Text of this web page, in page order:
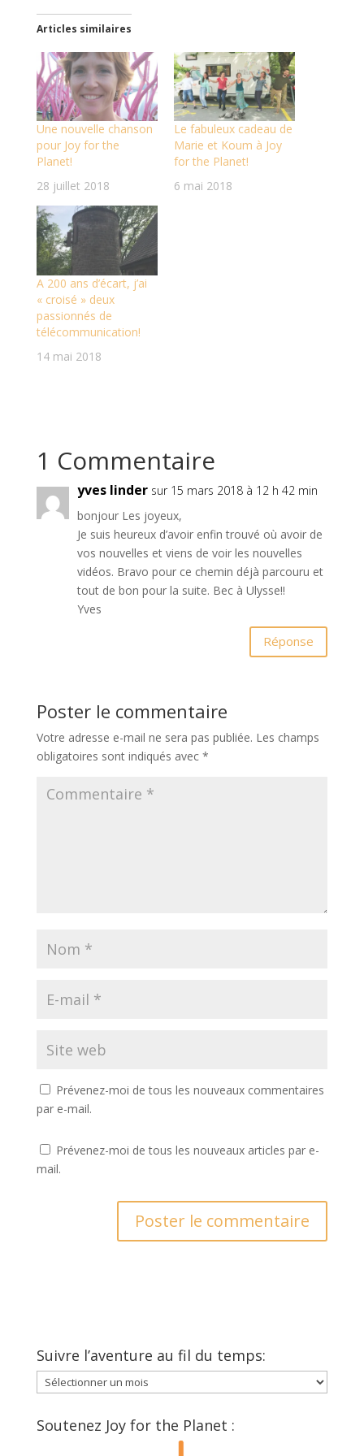
r
s
u
T
w
i
t
t
e
r
(
o
u
v
e
d
a
s
u
n
e
n
o
u
v
l
l
e
f
e
r
s
u
F
a
c
e
b
o
k
(
o
r
e
d
a
n
n
o
u
e
l
l
Articles similaires
Une nouvelle chanson
pour Joy for the
Planet!
28 juillet 2018
Le fabuleux cadeau de
Marie et Koum à Joy
for the Planet!
6 mai 2018
A 200 ans d’écart, j’ai
« croisé » deux
passionnés de
télécommunication!
14 mai 2018
1 Commentaire
yves linder sur 15 mars 2018 à 12 h 42 min
bonjour Les joyeux,
Je suis heureux d’avoir enfin trouvé où avoir de
vos nouvelles et viens de voir les nouvelles
vidéos. Bravo pour ce chemin déjà parcouru et
tout de bon pour la suite. Bec à Ulysse!!
Yves
Réponse
Poster le commentaire
Votre adresse e-mail ne sera pas publiée. Les champs
obligatoires sont indiqués avec *
Prévenez-moi de tous les nouveaux commentaires
par e-mail.
Prévenez-moi de tous les nouveaux articles par e-
mail.
Suivre l’aventure au fil du temps:
Suivre
l’aventure
fil
Soutenez Joy for the Planet :